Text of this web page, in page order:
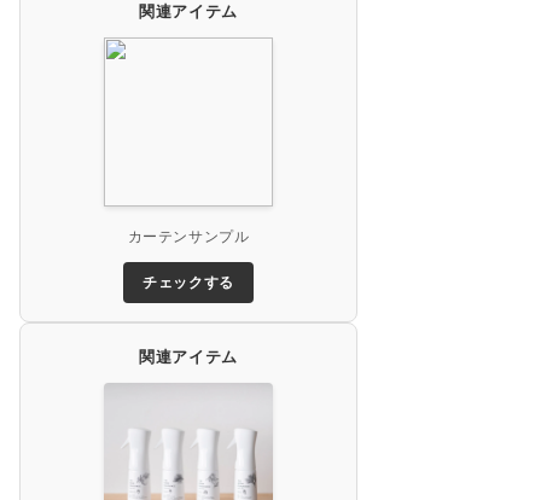
関連アイテム
カーテンサンプル
チェックする
関連アイテム